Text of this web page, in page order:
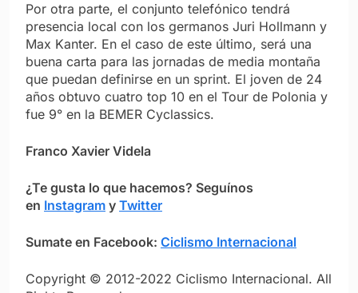
Por otra parte, el conjunto telefónico tendrá
presencia local con los germanos Juri Hollmann y
Max Kanter. En el caso de este último, será una
buena carta para las jornadas de media montaña
que puedan definirse en un sprint. El joven de 24
años obtuvo cuatro top 10 en el Tour de Polonia y
fue 9° en la BEMER Cyclassics.
Franco Xavier Videla
¿Te gusta lo que hacemos? Seguínos
en Instagram y Twitter
Sumate en Facebook: Ciclismo Internacional
Copyright © 2012-2022 Ciclismo Internacional. All